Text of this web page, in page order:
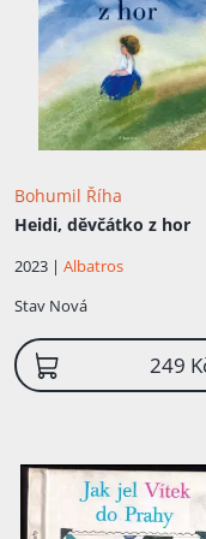
Bohumil Říha
Heidi, děvčátko z hor
2023 | Albatros
Stav Nová
249